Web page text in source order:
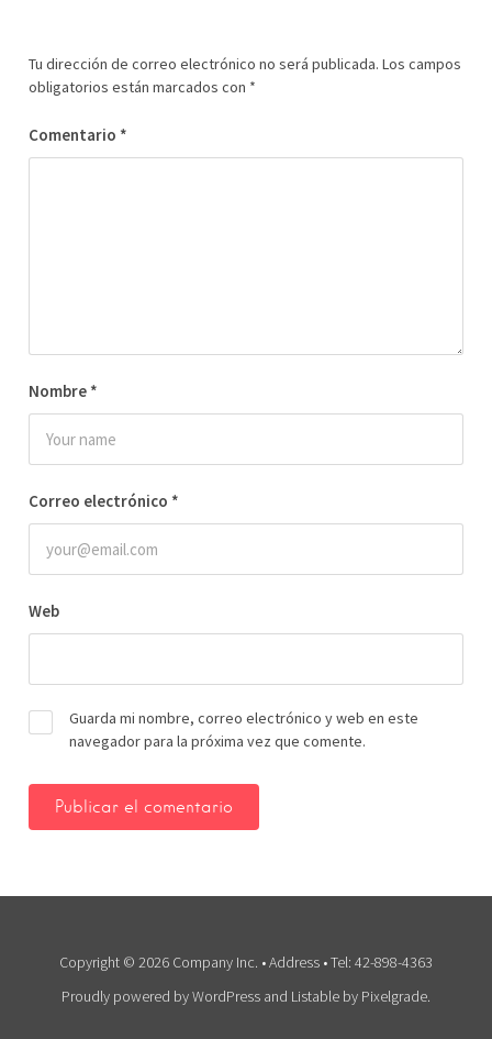
Tu dirección de correo electrónico no será publicada. Los campos
obligatorios están marcados con *
Comentario *
Nombre *
Correo electrónico *
Web
Guarda mi nombre, correo electrónico y web en este
navegador para la próxima vez que comente.
Copyright © 2026 Company Inc. • Address • Tel: 42-898-4363
Proudly powered by WordPress and Listable by Pixelgrade.